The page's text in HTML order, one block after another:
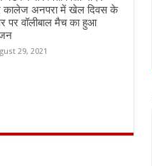
कालेज अनपरा में खेल दिवस के
पर वॉलीबाल मैच का हुआ
29, 2021